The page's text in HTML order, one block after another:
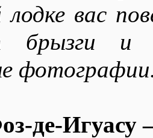
вас
брызги и
де-Игуасу